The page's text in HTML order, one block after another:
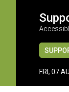
FRI, 07